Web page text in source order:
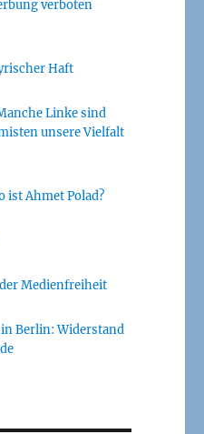
verboten
Haft
Linke sind
unsere Vielfalt
ist Ahmet Polad?
Medienfreiheit
Berlin: Widerstand